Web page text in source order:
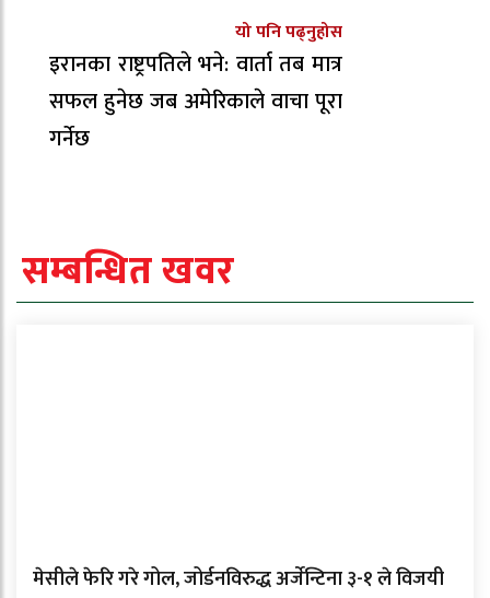
यो पनि पढ्नुहोस
इरानका राष्ट्रपतिले भने: वार्ता तब मात्र
सफल हुनेछ जब अमेरिकाले वाचा पूरा
गर्नेछ
सम्बन्धित खवर
मेसीले फेरि गरे गोल, जोर्डनविरुद्ध अर्जेन्टिना ३-१ ले विजयी